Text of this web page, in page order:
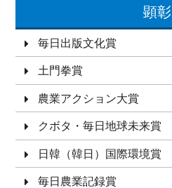
顕彰
毎日出版文化賞
土門拳賞
農業アクション大賞
クボタ・毎日地球未来賞
日韓（韓日）国際環境賞
毎日農業記録賞